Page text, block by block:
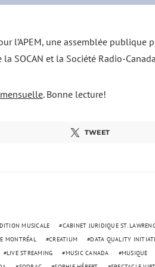
l’APEM, une assemblée publique
SOCAN et la Société Radio-
. Bonne lecture!
TWEET
MUSICALE CABINET JURIDIQUE ST.
MONTRÉAL
CREATIUM DATA QUALITY
LIVE STREAMING
MUSIC CANADA MUSIQUE